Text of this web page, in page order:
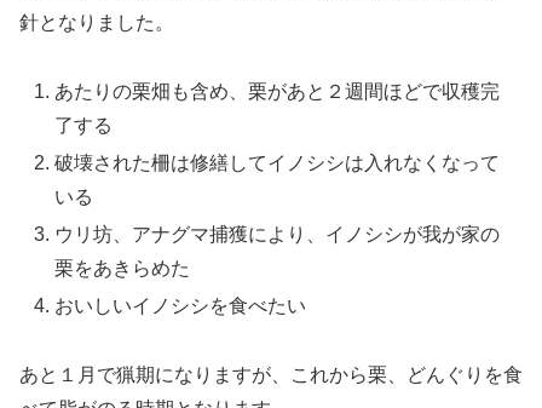
針となりました。
あたりの栗畑も含め、栗があと２週間ほどで収穫完
了する
破壊された柵は修繕してイノシシは入れなくなって
いる
ウリ坊、アナグマ捕獲により、イノシシが我が家の
栗をあきらめた
おいしいイノシシを食べたい
あと１月で猟期になりますが、これから栗、どんぐりを食